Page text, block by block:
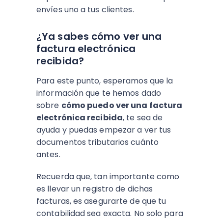
envíes uno a tus clientes.
¿Ya sabes cómo ver una
factura electrónica
recibida?
Para este punto, esperamos que la
información que te hemos dado
sobre cómo puedo ver una factura
electrónica recibida, te sea de
ayuda y puedas empezar a ver tus
documentos tributarios cuánto
antes.
Recuerda que, tan importante como
es llevar un registro de dichas
facturas, es asegurarte de que tu
contabilidad sea exacta. No solo para